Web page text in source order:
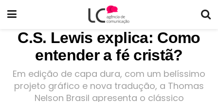
C.S. Lewis explica: Como
entender a fé cristã?
Em edição de capa dura, com um belíssimo
projeto gráfico e nova tradução, a Thomas
Nelson Brasil apresenta o clássico